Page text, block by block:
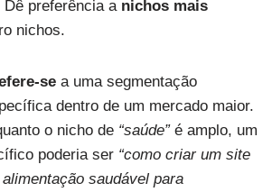
preferência a nichos mais
nichos.
se a uma segmentação
dentro de um mercado maior.
o nicho de “saúde”é amplo, um
poderia ser “como criar um site
saudável para